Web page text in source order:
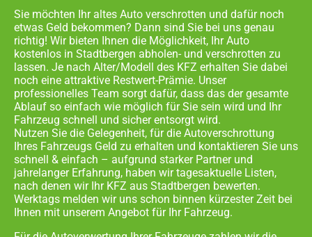
Sie möchten Ihr altes Auto verschrotten und dafür noch
etwas Geld bekommen? Dann sind Sie bei uns genau
richtig! Wir bieten Ihnen die Möglichkeit, Ihr Auto
kostenlos in Stadtbergen abholen- und verschrotten zu
lassen. Je nach Alter/Modell des KFZ erhalten Sie dabei
noch eine attraktive Restwert-Prämie. Unser
professionelles Team sorgt dafür, dass das der gesamte
Ablauf so einfach wie möglich für Sie sein wird und Ihr
Fahrzeug schnell und sicher entsorgt wird.
Nutzen Sie die Gelegenheit, für die Autoverschrottung
Ihres Fahrzeugs Geld zu erhalten und kontaktieren Sie uns
schnell & einfach – aufgrund starker Partner und
jahrelanger Erfahrung, haben wir tagesaktuelle Listen,
nach denen wir Ihr KFZ aus Stadtbergen bewerten.
Werktags melden wir uns schon binnen kürzester Zeit bei
Ihnen mit unserem Angebot für Ihr Fahrzeug.